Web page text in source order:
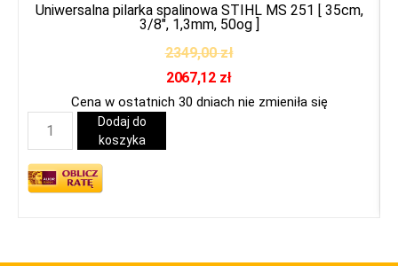
Uniwersalna pilarka spalinowa STIHL MS 251 [ 35cm,
3/8″, 1,3mm, 50og ]
2349,00zł
2067,12 zł
Cena w ostatnich 30 dniach nie zmieniła się
Dodaj do
koszyka